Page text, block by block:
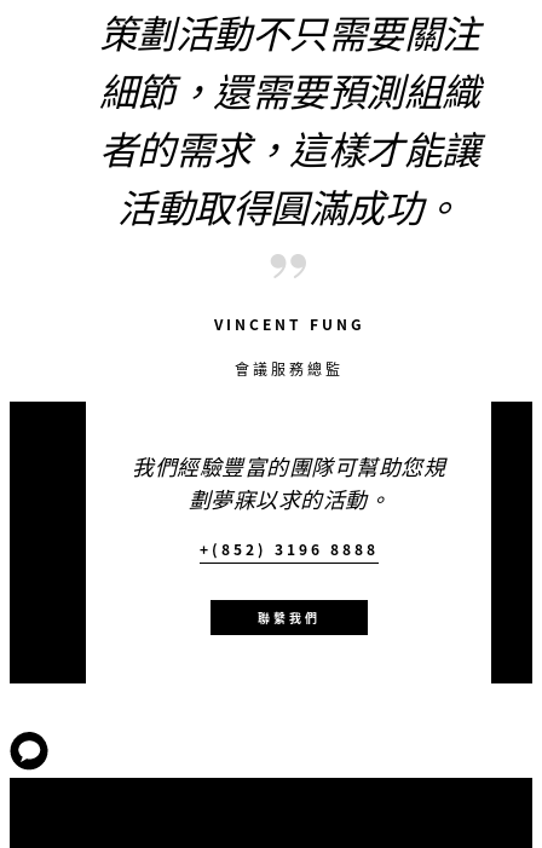
適用期限
2026年08月07日 – 2027年09
月30日
可選擇以下兩項禮遇：
每人享用一杯迎賓飲品
每 30 間付費入住的客房，可
一次 45 分鐘 Aqualuna 夕陽
維港航遊體驗（由中環前往尖
沙咀單程）
活動
策劃活動不只需要關注
細節，還需要預測組織
者的需求，這樣才能讓
活動取得圓滿成功。
VINCENT FUNG
會議服務總監
我們經驗豐富的團隊可幫助您規
劃夢寐以求的活動。
+(852) 3196 8888
聯繫我們